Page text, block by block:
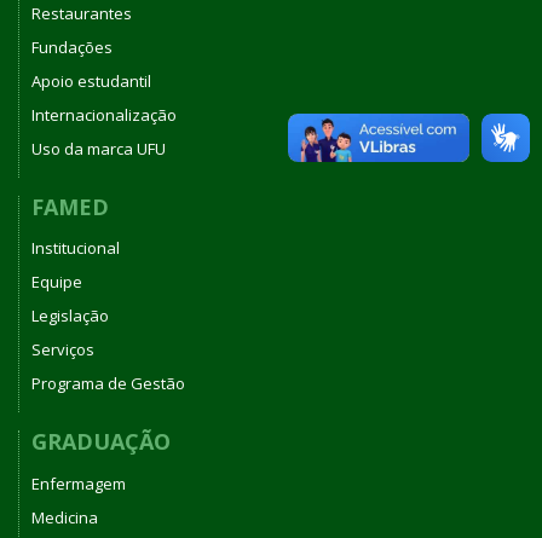
Restaurantes
Fundações
Apoio estudantil
Internacionalização
Uso da marca UFU
FAMED
Institucional
Equipe
Legislação
Serviços
Programa de Gestão
GRADUAÇÃO
Enfermagem
Medicina